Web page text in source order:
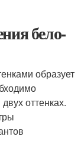
бело-
образует
оттенках.